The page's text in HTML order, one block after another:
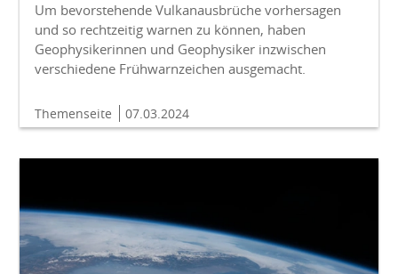
Um bevorstehende Vulkanausbrüche vorhersagen
und so rechtzeitig warnen zu können, haben
Geophysikerinnen und Geophysiker inzwischen
verschiedene Frühwarnzeichen ausgemacht.
Themenseite 07.03.2024